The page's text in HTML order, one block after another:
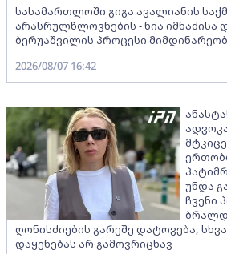
სასამართლოში გიგა ავალიანის
არასრულწლოვნების - ნია იმნაძისა
ბერუაშვილის პროცესი
2026/08/07 16:42
უნდა
ჩვენი
ღონისძიების გარეშე დატოვება,
დაყენებას არ გამოვრიცხავ